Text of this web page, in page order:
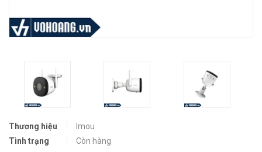
Thương hiệu
Imou
Tình trạng
Còn hàng